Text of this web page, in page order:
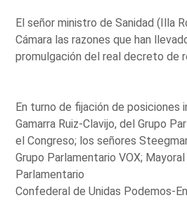
El señor ministro de Sanidad (Illa
Cámara las razones que han
promulgación del real decreto de
En turno de fijación de posiciones
Gamarra Ruiz-Clavijo, del Grupo
el Congreso; los señores
Grupo Parlamentario VOX;
Parlamentario
Confederal de Unidas Podemos-